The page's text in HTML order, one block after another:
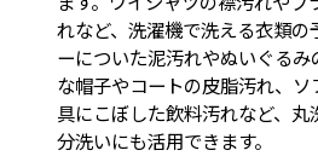
れなど、洗濯機で洗える衣類
ーについた泥汚れやぬいぐる
な帽子やコートの皮脂汚れ、
具にこぼした飲料汚れなど、
分洗いにも活用できます。